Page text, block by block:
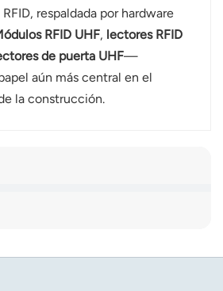
respaldada por hardware
RFID UHF, lectores RFID
de puerta UHF—
aún más central en el
la construcción.